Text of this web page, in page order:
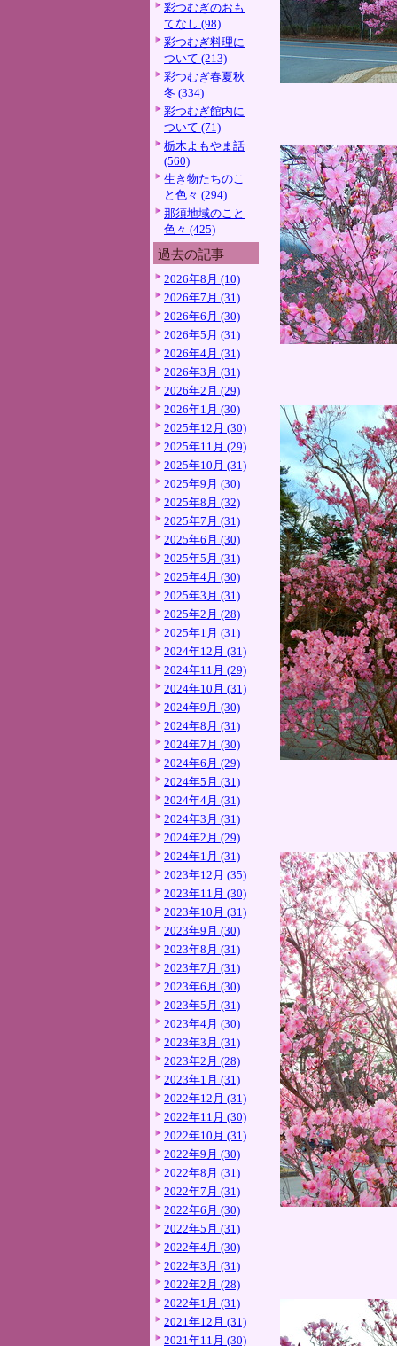
彩つむぎのおも
てなし (98)
彩つむぎ料理に
ついて (213)
彩つむぎ春夏秋
冬 (334)
彩つむぎ館内に
ついて (71)
栃木よもやま話
(560)
生き物たちのこ
と色々 (294)
那須地域のこと
色々 (425)
過去の記事
2026年8月 (10)
2026年7月 (31)
2026年6月 (30)
2026年5月 (31)
2026年4月 (31)
2026年3月 (31)
2026年2月 (29)
2026年1月 (30)
2025年12月 (30)
2025年11月 (29)
2025年10月 (31)
2025年9月 (30)
2025年8月 (32)
2025年7月 (31)
2025年6月 (30)
2025年5月 (31)
2025年4月 (30)
2025年3月 (31)
2025年2月 (28)
2025年1月 (31)
2024年12月 (31)
2024年11月 (29)
2024年10月 (31)
2024年9月 (30)
2024年8月 (31)
2024年7月 (30)
2024年6月 (29)
2024年5月 (31)
2024年4月 (31)
2024年3月 (31)
2024年2月 (29)
2024年1月 (31)
2023年12月 (35)
2023年11月 (30)
2023年10月 (31)
2023年9月 (30)
2023年8月 (31)
2023年7月 (31)
2023年6月 (30)
2023年5月 (31)
2023年4月 (30)
2023年3月 (31)
2023年2月 (28)
2023年1月 (31)
2022年12月 (31)
2022年11月 (30)
2022年10月 (31)
2022年9月 (30)
2022年8月 (31)
2022年7月 (31)
2022年6月 (30)
2022年5月 (31)
2022年4月 (30)
2022年3月 (31)
2022年2月 (28)
2022年1月 (31)
2021年12月 (31)
2021年11月 (30)